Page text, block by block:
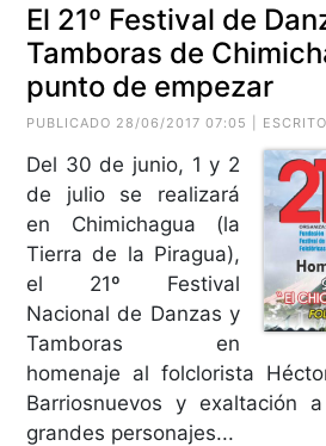
El 21º Festival de
Tamboras de
punto de empezar
PUBLICADO 28/06/2017 07:05 | ESCRITO
Del 30 de junio, 1 y 2
de julio se realizará
en Chimichagua (la
Tierra de la Piragua),
el 21º Festival
Nacional de Danzas y
Tamboras en
homenaje al folclorista
Barriosnuevos y exaltación
grandes personajes...